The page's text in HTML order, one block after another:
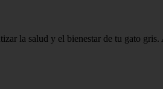
la salud y el bienestar de tu gato